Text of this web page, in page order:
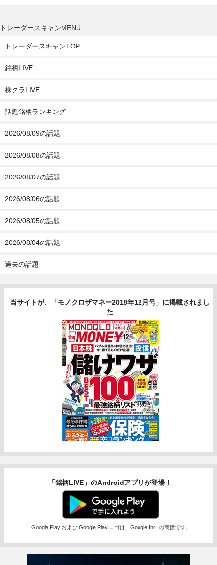
トレーダースキャンMENU
トレーダースキャンTOP
銘柄LIVE
株クラLIVE
話題銘柄ランキング
2026/08/09の話題
2026/08/08の話題
2026/08/07の話題
2026/08/06の話題
2026/08/05の話題
2026/08/04の話題
過去の話題
当サイトが、「モノクロザマネー2018年12月号」に掲載されまし
た
「銘柄LIVE」のAndroidアプリが登場！
Google Play および Google Play ロゴは、Google Inc. の商標です。